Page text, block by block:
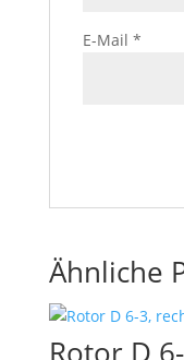
E-Mail *
Ähnliche